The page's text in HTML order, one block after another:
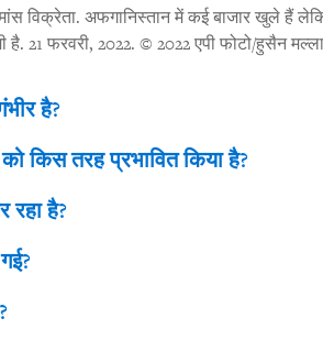
विक्रेता. अफगानिस्तान में कई बाजार खुले हैं
21 फरवरी, 2022. © 2022 एपी फोटो/हुसैन मल्ला
है?
किस तरह प्रभावित किया है?
है?